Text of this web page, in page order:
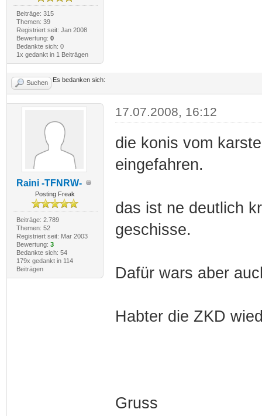
Beiträge: 315
Themen: 39
Registriert seit: Jan 2008
Bewertung: 0
Bedankte sich: 0
1x gedankt in 1 Beiträgen
Suchen Es bedanken sich:
Raini -TFNRW-
Posting Freak
Beiträge: 2.789
Themen: 52
Registriert seit: Mar 2003
Bewertung: 3
Bedankte sich: 54
179x gedankt in 114
Beiträgen
17.07.2008, 16:12
die konis vom
eingefahren.
das ist ne deutlich
geschisse.
Dafür wars aber
Habter die ZKD
Gruss